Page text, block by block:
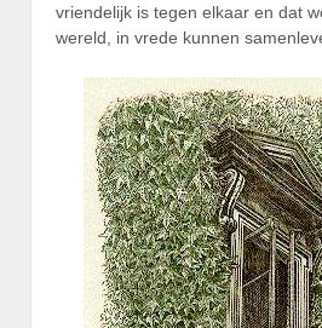
vriendelijk is tegen elkaar en dat
wereld, in vrede kunnen